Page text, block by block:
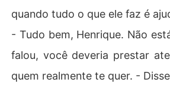
quando tudo o que ele faz é
- Tudo bem, Henrique. Não
falou, você deveria prestar
quem realmente te quer. -